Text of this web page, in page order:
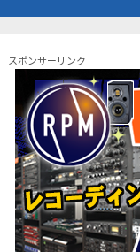
スポンサーリンク